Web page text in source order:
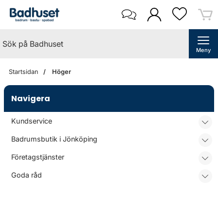
Meny
Startsidan Höger
Navigera
Kundservice
Badrumsbutik i Jönköping
Företagstjänster
Goda råd